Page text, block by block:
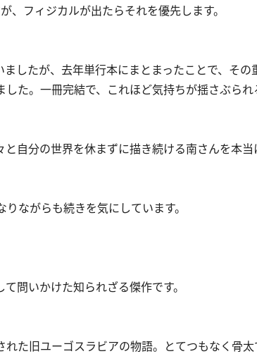
フィジカルが出たらそれを優先します。
したが、去年単行本にまとまったことで、その
た。一冊完結で、これほど気持ちが揺さぶられ
自分の世界を休まずに描き続ける南さんを本当
ながらも続きを気にしています。
問いかけた知られざる傑作です。
た旧ユーゴスラビアの物語。とてつもなく骨太